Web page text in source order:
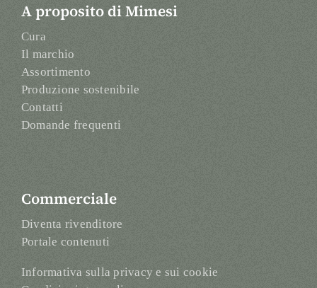
A proposito di Mimesi
Cura
Il marchio
Assortimento
Produzione sostenibile
Contatti
Domande frequenti
Commerciale
Diventa rivenditore
Portale contenuti
Informativa sulla privacy e sui cookie